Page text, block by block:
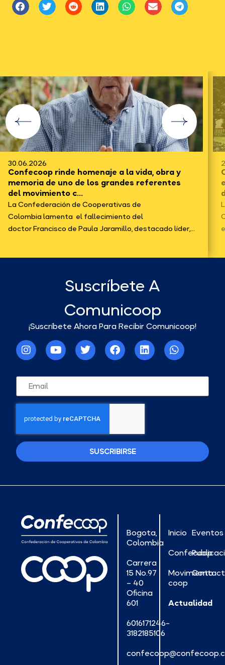
30.06.2026
Confecoop rinde homenaje a la vida, obra y
memoria de uno de los grandes referentes
del movimiento c...
La Confederación de Cooperativas de
Colombia lamenta el fallecimiento del
doctor Francisco de Paula Jaramillo, destacado líder,...
Suscríbete A
Comunicoop
¡Suscríbete Ahora Para Recibir Comunicoop!
SUSCRIBIRSE
Bogota,
Colombia
Carrera
15 No.97
– 40
Oficina
601
6016171246-
3182185106
Inicio
Confecoop
Movimiento
coop
Actualidad
Eventos